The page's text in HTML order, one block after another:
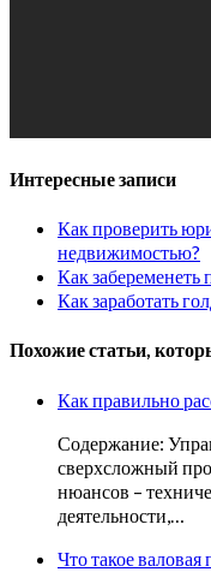
Интересные записи
Как проверить
недвижимостью?
Как забеременеть
Как заработать
Похожие статьи,
Как правильно
Содержание:
сверхсложный
нюансов –
деятельности,…
Что такое